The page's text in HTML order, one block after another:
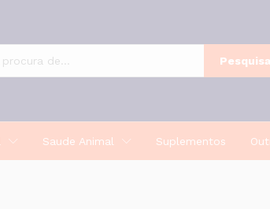
Saude Animal Suplementos